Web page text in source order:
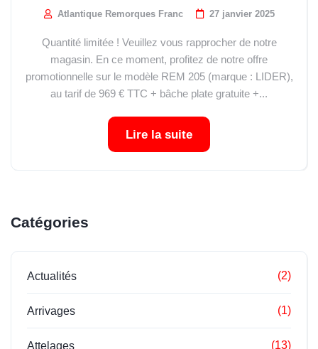
Atlantique Remorques Franc 27 janvier 2025
Quantité limitée ! Veuillez vous rapprocher de notre
magasin. En ce moment, profitez de notre offre
promotionnelle sur le modèle REM 205 (marque : LIDER),
au tarif de 969 € TTC + bâche plate gratuite +...
Lire la suite
Catégories
Actualités (2)
Arrivages (1)
Attelages (13)